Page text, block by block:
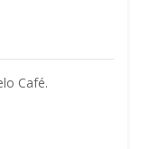
Café.